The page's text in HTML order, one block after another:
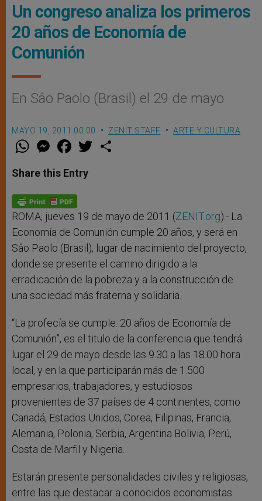
Un congreso analiza los primeros
20 años de Economía de
Comunión
En Sâo Paolo (Brasil) el 29 de mayo
MAYO 19, 2011 00:00 ZENIT STAFF ARTE Y CULTURA
W
t
s
p
p
M
e
s
e
g
e
r
F
a
e
b
o
k
w
Share this Entry
ROMA, jueves 19 de mayo de 2011 (ZENIT.org).- La
Economía de Comunión cumple 20 años, y será en
Sâo Paolo (Brasil), lugar de nacimiento del proyecto,
donde se presente el camino dirigido a la
erradicación de la pobreza y a la construcción de
una sociedad más fraterna y solidaria.
“La profecía se cumple: 20 años de Economía de
Comunión”, es el titulo de la conferencia que tendrá
lugar el 29 de mayo desde las 9.30 a las 18.00 hora
local, y en la que participarán más de 1.500
empresarios, trabajadores, y estudiosos
provenientes de 37 países de 4 continentes, como
Canadá, Estados Unidos, Corea, Filipinas, Francia,
Alemania, Polonia, Serbia, Argentina Bolivia, Perú,
Costa de Marfil y Nigeria.
Estarán presente personalidades civiles y religiosas,
entre las que destacar a conocidos economistas